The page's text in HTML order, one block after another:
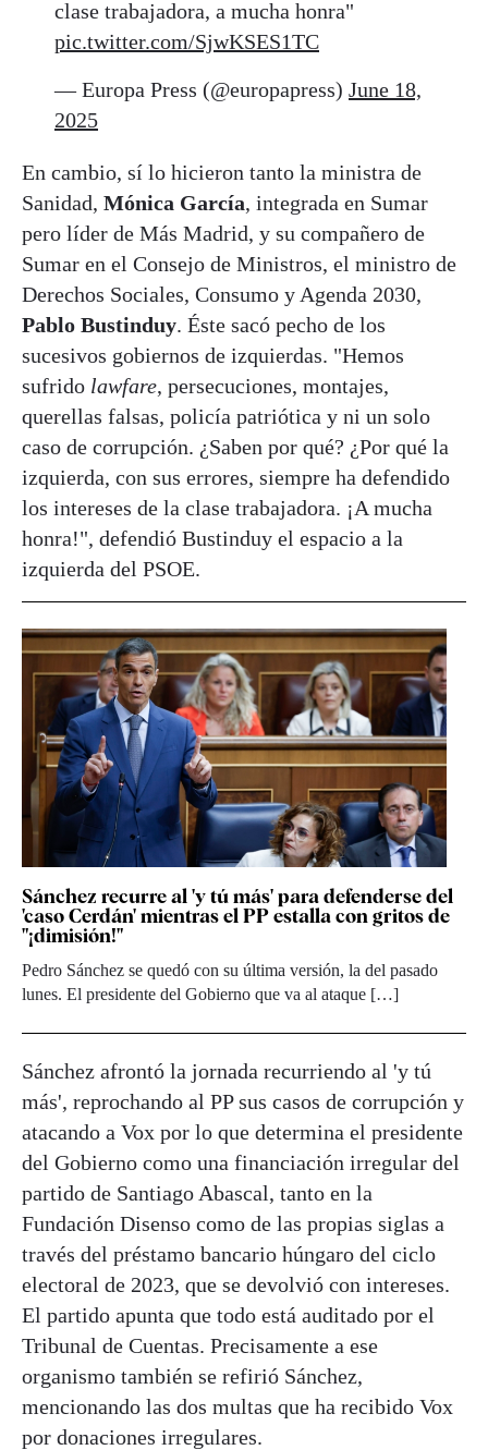
clase trabajadora, a mucha honra"
pic.twitter.com/SjwKSES1TC
— Europa Press (@europapress) June 18,
2025
En cambio, sí lo hicieron tanto la ministra de
Sanidad, Mónica García, integrada en Sumar
pero líder de Más Madrid, y su compañero de
Sumar en el Consejo de Ministros, el ministro de
Derechos Sociales, Consumo y Agenda 2030,
Pablo Bustinduy. Éste sacó pecho de los
sucesivos gobiernos de izquierdas. "Hemos
sufrido lawfare, persecuciones, montajes,
querellas falsas, policía patriótica y ni un solo
caso de corrupción. ¿Saben por qué? ¿Por qué la
izquierda, con sus errores, siempre ha defendido
los intereses de la clase trabajadora. ¡A mucha
honra!", defendió Bustinduy el espacio a la
izquierda del PSOE.
Sánchez recurre al 'y tú más' para defenderse del
'caso Cerdán' mientras el PP estalla con gritos de
"¡dimisión!"
Pedro Sánchez se quedó con su última versión, la del pasado
lunes. El presidente del Gobierno que va al ataque […]
Sánchez afrontó la jornada recurriendo al 'y tú
más', reprochando al PP sus casos de corrupción y
atacando a Vox por lo que determina el presidente
del Gobierno como una financiación irregular del
partido de Santiago Abascal, tanto en la
Fundación Disenso como de las propias siglas a
través del préstamo bancario húngaro del ciclo
electoral de 2023, que se devolvió con intereses.
El partido apunta que todo está auditado por el
Tribunal de Cuentas. Precisamente a ese
organismo también se refirió Sánchez,
mencionando las dos multas que ha recibido Vox
por donaciones irregulares.